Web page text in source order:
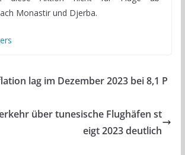
Monastir und Djerba.
lag im Dezember 2023 bei 8,1 P
über tunesische Flughäfen st
eigt 2023 deutlich